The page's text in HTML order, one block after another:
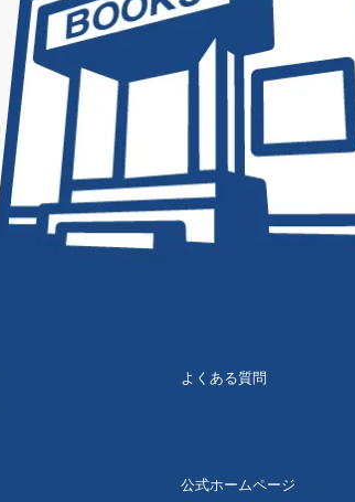
よくある質問
公式ホームページ